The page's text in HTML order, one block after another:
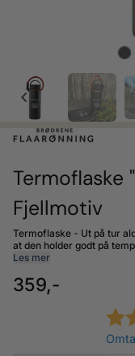
Termoflaske
Fjellmotiv
Termoflaske - Ut på tur aldri sur Flasken har doble
at den holder godt på
er isende kaldt eller kokende varmt. Dette gjør
matpausen på fjellturen (med
passer fint i sidelomma på
(sterk nylontråd) som du
Les mer
359,-